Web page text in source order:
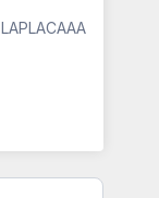
LAPLACAAA